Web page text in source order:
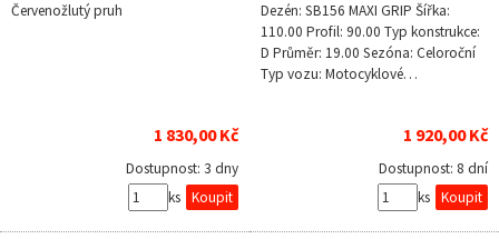
Červenožlutý pruh
1 830,00 Kč
Dostupnost: 3 dny
ks
Dezén: SB156 MAXI GRIP Šířka:
110.00 Profil: 90.00 Typ konstrukce:
D Průměr: 19.00 Sezóna: Celoroční
Typ vozu: Motocyklové…
1 920,00 Kč
Dostupnost: 8 dní
ks